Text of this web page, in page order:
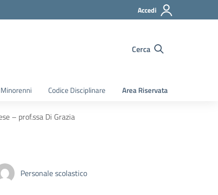
Accedi
Cerca
Codice Disciplinare Area Riservata
– prof.ssa Di Grazia
Personale scolastico